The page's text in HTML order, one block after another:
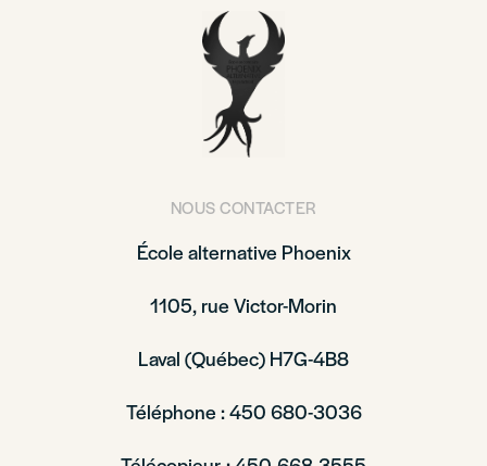
NOUS CONTACTER
École alternative Phoenix
1105, rue Victor-Morin
Laval (Québec) H7G-4B8
Téléphone : 450 680-3036